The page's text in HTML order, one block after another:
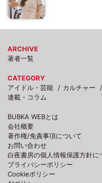
ARCHIVE
著者一覧
CATEGORY
アイドル・芸能
カルチャー
連載・コラム
BUBKA WEBとは
会社概要
著作権/免責事項について
お問い合わせ
白夜書房の個人情報保護方針に
プライバシーポリシー
Cookieポリシー